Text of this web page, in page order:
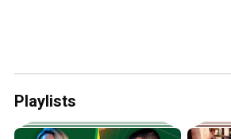
Playlists